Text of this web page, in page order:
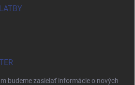
budeme zasielať informácie o nových